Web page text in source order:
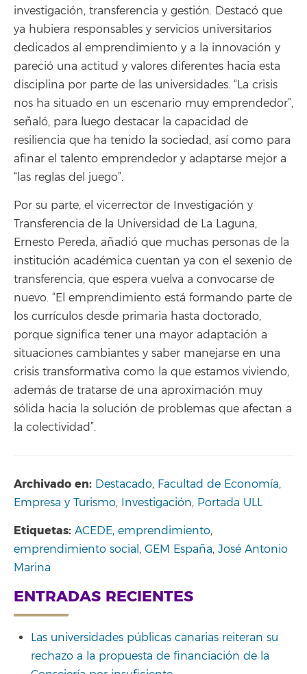
investigación, transferencia y gestión. Destacó que
ya hubiera responsables y servicios universitarios
dedicados al emprendimiento y a la innovación y
pareció una actitud y valores diferentes hacia esta
disciplina por parte de las universidades. “La crisis
nos ha situado en un escenario muy emprendedor”,
señaló, para luego destacar la capacidad de
resiliencia que ha tenido la sociedad, así como para
afinar el talento emprendedor y adaptarse mejor a
“las reglas del juego”.
Por su parte, el vicerrector de Investigación y
Transferencia de la Universidad de La Laguna,
Ernesto Pereda, añadió que muchas personas de la
institución académica cuentan ya con el sexenio de
transferencia, que espera vuelva a convocarse de
nuevo. “El emprendimiento está formando parte de
los currículos desde primaria hasta doctorado,
porque significa tener una mayor adaptación a
situaciones cambiantes y saber manejarse en una
crisis transformativa como la que estamos viviendo,
además de tratarse de una aproximación muy
sólida hacia la solución de problemas que afectan a
la colectividad”.
Archivado en: Destacado, Facultad de Economía,
Empresa y Turismo, Investigación, Portada ULL
Etiquetas: ACEDE, emprendimiento,
emprendimiento social, GEM España, José Antonio
Marina
ENTRADAS RECIENTES
Las universidades públicas canarias reiteran su
rechazo a la propuesta de financiación de la